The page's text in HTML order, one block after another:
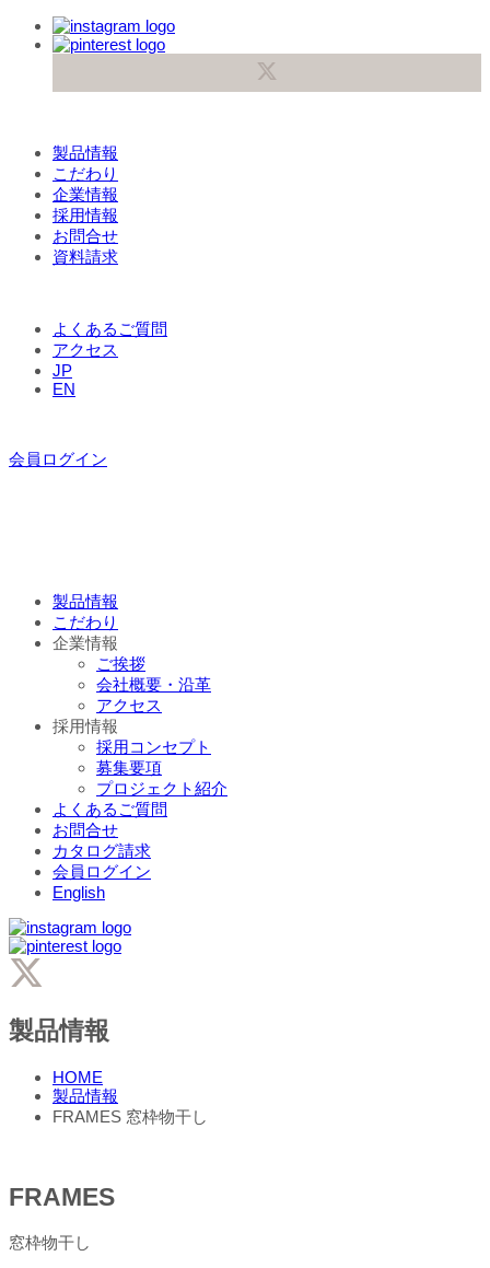
製品情報
こだわり
企業情報
採用情報
お問合せ
資料請求
よくあるご質問
アクセス
JP
EN
会員ログイン
製品情報
こだわり
企業情報
ご挨拶
会社概要・沿革
アクセス
採用情報
採用コンセプト
募集要項
プロジェクト紹介
よくあるご質問
お問合せ
カタログ請求
会員ログイン
English
製品情報
HOME
製品情報
FRAMES 窓枠物干し
FRAMES
窓枠物干し